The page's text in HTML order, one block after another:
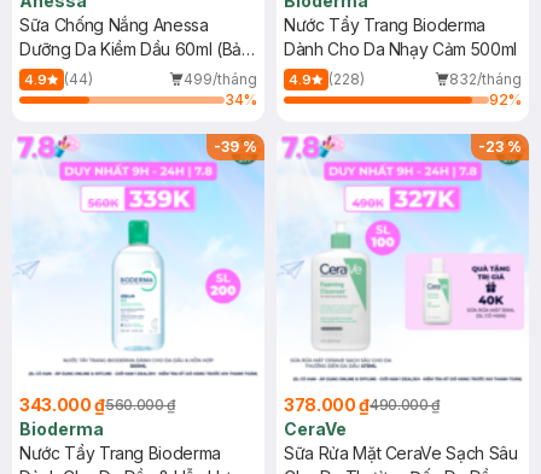
Sữa Chống Nắng Anessa
Dưỡng Da Kiềm Dầu 60ml (Bản
Mới)
4.9 (44)
499/tháng
34%
Nước Tẩy Trang Bioderma
Dành Cho Da Nhạy Cảm 500ml
4.9 (228)
832/tháng
92%
-39%
343.000 ₫560.000 ₫
Bioderma
Nước Tẩy Trang Bioderma
-23%
378.000 ₫490.000 ₫
CeraVe
Sữa Rửa Mặt CeraVe Sạch Sâu